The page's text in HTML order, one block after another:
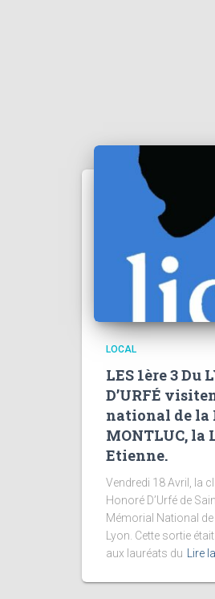
LOCAL
LES 1ère 3 Du
D’URFÉ
national de la
MONTLUC, la
Etienne.
Vendredi 18 Avril, la
Honoré D’Urfé de
Mémorial National
Lyon. Cette sortie
aux lauréats du
Lire